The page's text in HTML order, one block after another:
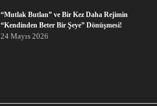
“Mutlak Butlan” ve Bir Kez Daha Rejimin
“Kendinden Beter Bir Şeye” Dönüşmesi!
24 Mayıs 2026